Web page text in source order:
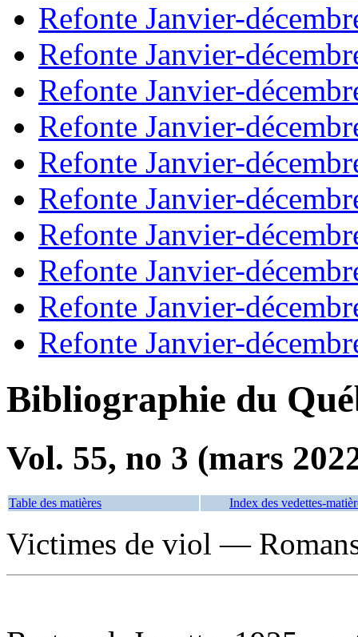
Refonte Janvier-
Refonte Janvier-
Refonte Janvier-
Refonte Janvier-
Refonte Janvier-
Refonte Janvier-
Refonte Janvier-
Refonte Janvier-
Refonte Janvier-
Refonte Janvier-
Bibliographie du
Vol. 55, no 3 (mars
Table des matières Index des vedettes-
Victimes de viol —